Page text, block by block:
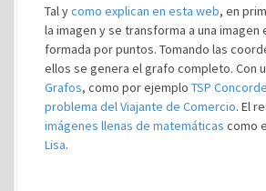
Tal ycomo explican en esta web, en
la imagen y se transforma a una imagen
formada por puntos. Tomando las
ellos se genera el grafo completo. Con
Grafos, como por ejemplo TSP Concorde
problema del Viajante de Comercio. El
imágenes llenas de matemáticas como
Lisa.